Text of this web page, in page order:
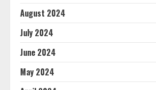
August 2024
July 2024
June 2024
May 2024